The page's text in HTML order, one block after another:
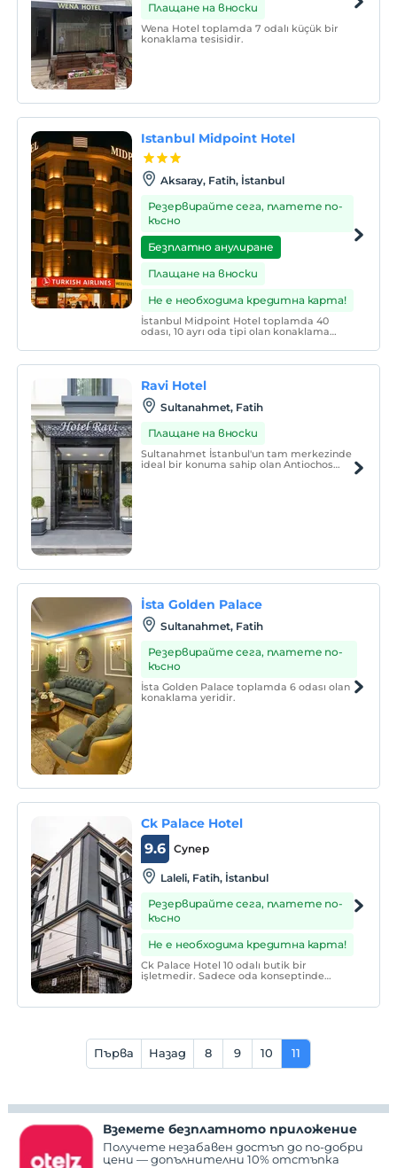
Плащане на вноски
Wena Hotel toplamda 7 odalı küçük bir
konaklama tesisidir.
Istanbul Midpoint Hotel
Aksaray, Fatih, İstanbul
Резервирайте сега, платете по-
късно
Безплатно анулиране
Плащане на вноски
Не е необходима кредитна карта!
İstanbul Midpoint Hotel toplamda 40
odası, 10 ayrı oda tipi olan konaklama
Ravi Hotel
Sultanahmet, Fatih
Плащане на вноски
Sultanahmet İstanbul'un tam merkezinde
ideal bir konuma sahip olan Antiochos
İsta Golden Palace
Sultanahmet, Fatih
Резервирайте сега, платете по-
късно
İsta Golden Palace toplamda 6 odası olan
konaklama yeridir.
Ck Palace Hotel
Супер
9.6
Laleli, Fatih, İstanbul
Резервирайте сега, платете по-
късно
Не е необходима кредитна карта!
Ck Palace Hotel 10 odalı butik bir
işletmedir. Sadece oda konseptinde
Първа Назад 8 9 10 11
Вземете безплатното приложение
Получете незабавен достъп до по-добри
цени — допълнителни 10% отстъпка